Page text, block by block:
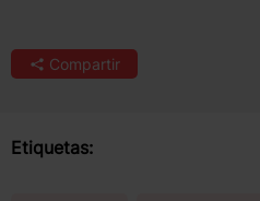
Compartir
Etiquetas: